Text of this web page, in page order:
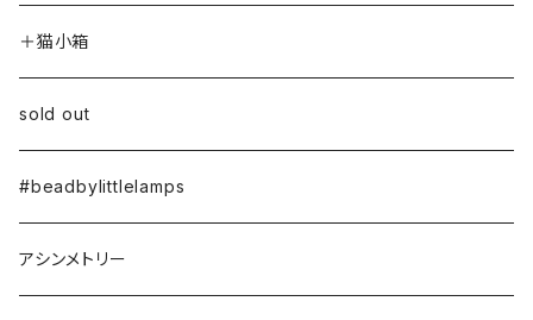
＋猫小箱
sold out
#beadbylittlelamps
アシンメトリー